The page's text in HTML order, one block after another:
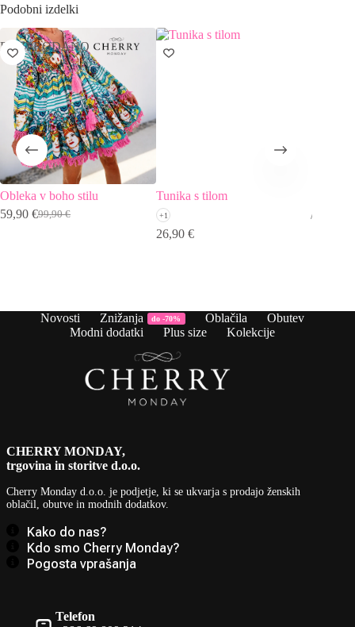
Podobni izdelki
RAZPRODANO
Obleka v boho stilu
99,90€
Izvirna
59,90 €Trenutna
Tunika s tilom
+1
26,90€
Novosti Znižanja do -70% Oblačila
Obutev
Modni dodatki
Plus size Kolekcije
CHERRY MONDAY,
trgovina in storitve d.o.o.
Cherry Monday d.o.o. je podjetje, ki se ukvarja s prodajo ženskih
oblačil, obutve in modnih dodatkov.
Kako do nas?
Kdo smo Cherry Monday?
Pogosta vprašanja
Telefon